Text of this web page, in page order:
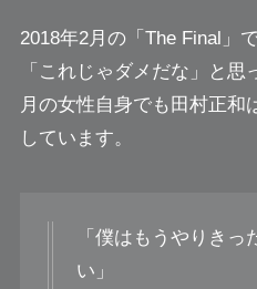
2018年2月の「The Final」
「これじゃダメだな」と
月の女性自身でも田村正和
しています。
「僕はもうやりき
い」